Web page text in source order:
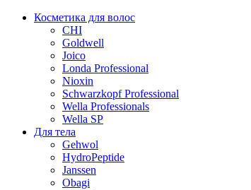
Косметика для волос
CHI
Goldwell
Joico
Londa Professional
Nioxin
Schwarzkopf Professional
Wella Professionals
Wella SP
Для тела
Gehwol
HydroPeptide
Janssen
Obagi